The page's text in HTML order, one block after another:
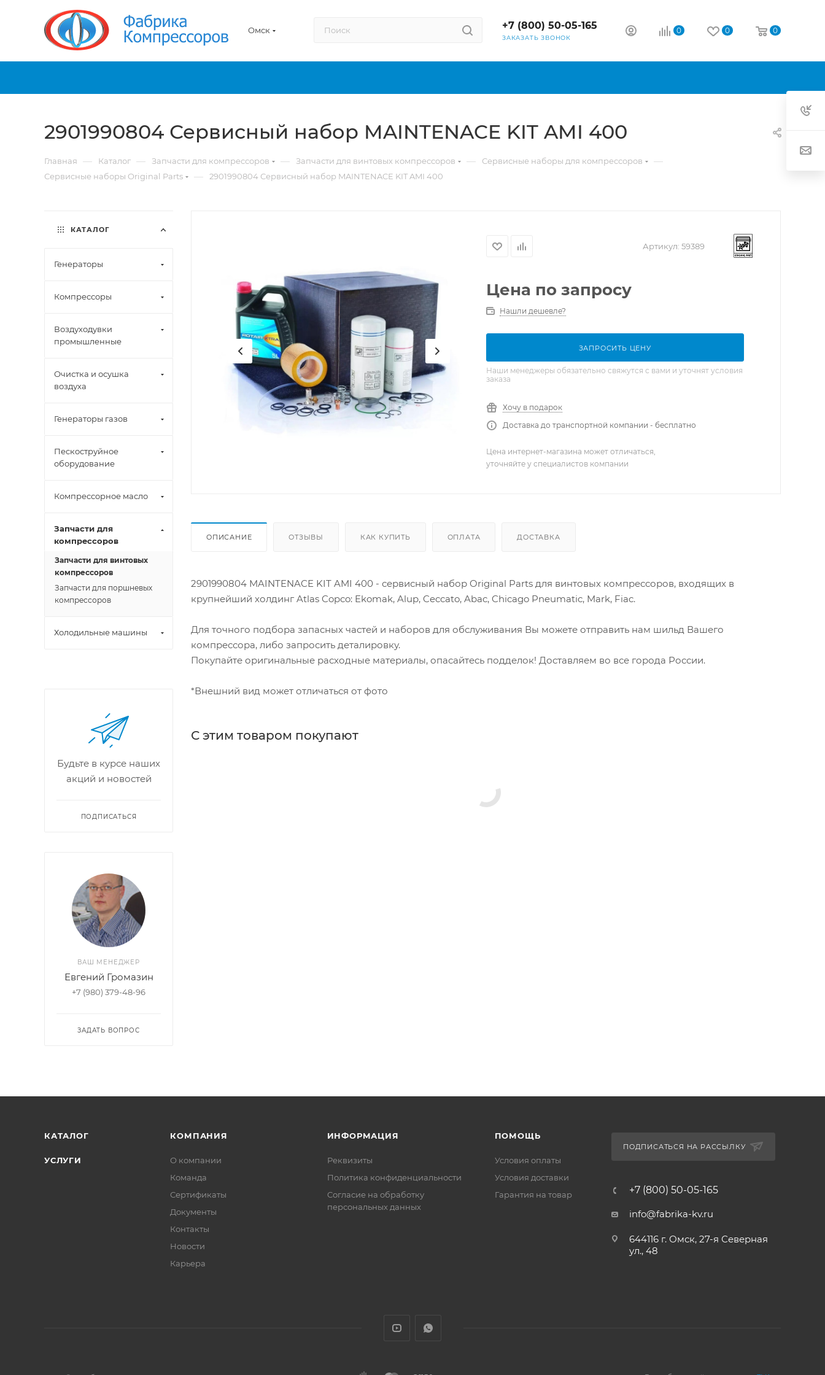
Омск +7 (800) 50-05-165
ЗАКАЗАТЬ ЗВОНОК
0 0 0
2901990804 Сервисный набор MAINTENACE KIT AMI 400
Главная — Каталог — Запчасти для компрессоров — Запчасти для винтовых компрессоров — Сервисные наборы для компрессоров —
Сервисные наборы Original Parts — 2901990804 Сервисный набор MAINTENACE KIT AMI 400
Артикул: 59389
Цена по запросу
Нашли дешевле?
ЗАПРОСИТЬ ЦЕНУ
Наши менеджеры обязательно свяжутся с вами и уточнят условия
заказа
Хочу в подарок
Доставка до транспортной компании - бесплатно
Цена интернет-магазина может отличаться,
уточняйте у специалистов компании
ОПИСАНИЕ ОТЗЫВЫ КАК КУПИТЬ ОПЛАТА ДОСТАВКА
2901990804 MAINTENACE KIT AMI 400 - сервисный набор Original Parts для винтовых компрессоров, входящих в
крупнейший холдинг Atlas Copco: Ekomak, Alup, Ceccato, Abac, Chicago Pneumatic, Mark, Fiac.
Для точного подбора запасных частей и наборов для обслуживания Вы можете отправить нам шильд Вашего
компрессора, либо запросить деталировку.
Покупайте оригинальные расходные материалы, опасайтесь подделок! Доставляем во все города России.
*Внешний вид может отличаться от фото
С этим товаром покупают
КАТАЛОГ
Генераторы
Компрессоры
Воздуходувки
промышленные
Очистка и осушка
воздуха
Генераторы газов
Пескоструйное
оборудование
Компрессорное масло
Запчасти для
компрессоров
Запчасти для винтовых
компрессоров
Запчасти для поршневых
компрессоров
Холодильные машины
Будьте в курсе наших
акций и новостей
ПОДПИСАТЬСЯ
ВАШ МЕНЕДЖЕР
Евгений Громазин
+7 (980) 379-48-96
ЗАДАТЬ ВОПРОС
КАТАЛОГ
УСЛУГИ
КОМПАНИЯ
О компании
Команда
Сертификаты
Документы
Контакты
Новости
Карьера
ИНФОРМАЦИЯ
Реквизиты
Политика конфиденциальности
Cогласие на обработку
персональных данных
ПОМОЩЬ
Условия оплаты
Условия доставки
Гарантия на товар
ПОДПИСАТЬСЯ НА РАССЫЛКУ
+7 (800) 50-05-165
info@fabrika-kv.ru
644116 г. Омск, 27-я Северная
ул., 48